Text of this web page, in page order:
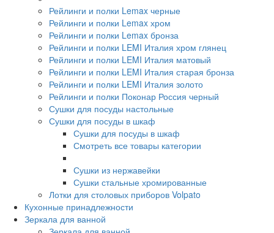
Рейлинги и полки Lemax черные
Рейлинги и полки Lemax хром
Рейлинги и полки Lemax бронза
Рейлинги и полки LEMI Италия хром глянец
Рейлинги и полки LEMI Италия матовый
Рейлинги и полки LEMI Италия старая бронза
Рейлинги и полки LEMI Италия золото
Рейлинги и полки Поконар Россия черный
Сушки для посуды настольные
Сушки для посуды в шкаф
Сушки для посуды в шкаф
Смотреть все товары категории
Сушки из нержавейки
Сушки стальные хромированные
Лотки для столовых приборов Volpato
Кухонные принадлежности
Зеркала для ванной